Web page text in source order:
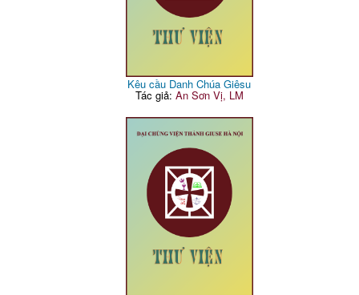
Kêu cầu Danh Chúa Giêsu
Tác giả: An Sơn Vị, LM